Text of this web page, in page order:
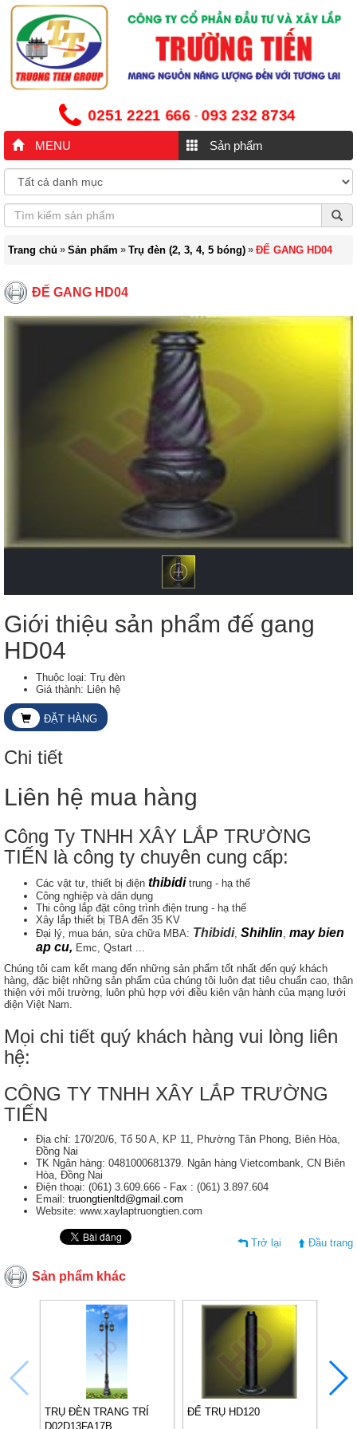
0251 2221 666 - 093 232 8734
MENU Sản phẩm
Trang chủ » Sản phẩm » Trụ đèn (2, 3, 4, 5 bóng) » ĐẾ GANG HD04
ĐẾ GANG HD04
Giới thiệu sản phẩm đế gang
HD04
Thuộc loại: Trụ đèn
Giá thành: Liên hệ
ĐẶT HÀNG
Chi tiết
Liên hệ mua hàng
Công Ty TNHH XÂY LẮP TRƯỜNG
TIẾN là công ty chuyên cung cấp:
Các vật tư, thiết bị điện thibidi trung - hạ thế
Công nghiệp và dân dụng
Thi công lắp đặt công trình điện trung - hạ thế
Xây lắp thiết bị TBA đến 35 KV
Đại lý, mua bán, sửa chữa MBA: Thibidi Shihlin may bien
ap cu, Emc, Qstart ...
Chúng tôi cam kết mang đến những sản phẩm tốt nhất đến quý khách
hàng, đặc biệt những sản phẩm của chúng tôi luôn đạt tiêu chuẩn cao, thân
thiện với môi trường, luôn phù hợp với điều kiên vận hành của mạng lưới
điện Việt Nam.
Mọi chi tiết quý khách hàng vui lòng liên
hệ:
CÔNG TY TNHH XÂY LẮP TRƯỜNG
TIẾN
Địa chỉ: 170/20/6, Tổ 50 A, KP 11, Phường Tân Phong, Biên Hòa,
Đồng Nai
TK Ngân hàng: 0481000681379. Ngân hàng Vietcombank, CN Biên
Hòa, Đồng Nai
Điện thoại: (061) 3.609.666 - Fax : (061) 3.897.604
Email: truongtienltd@gmail.com
Website: www.xaylaptruongtien.com
Trở lại Đầu trang
Sản phẩm khác
TRỤ ĐÈN TRANG TRÍ
D02D13FA17B
ĐẾ TRỤ HD120